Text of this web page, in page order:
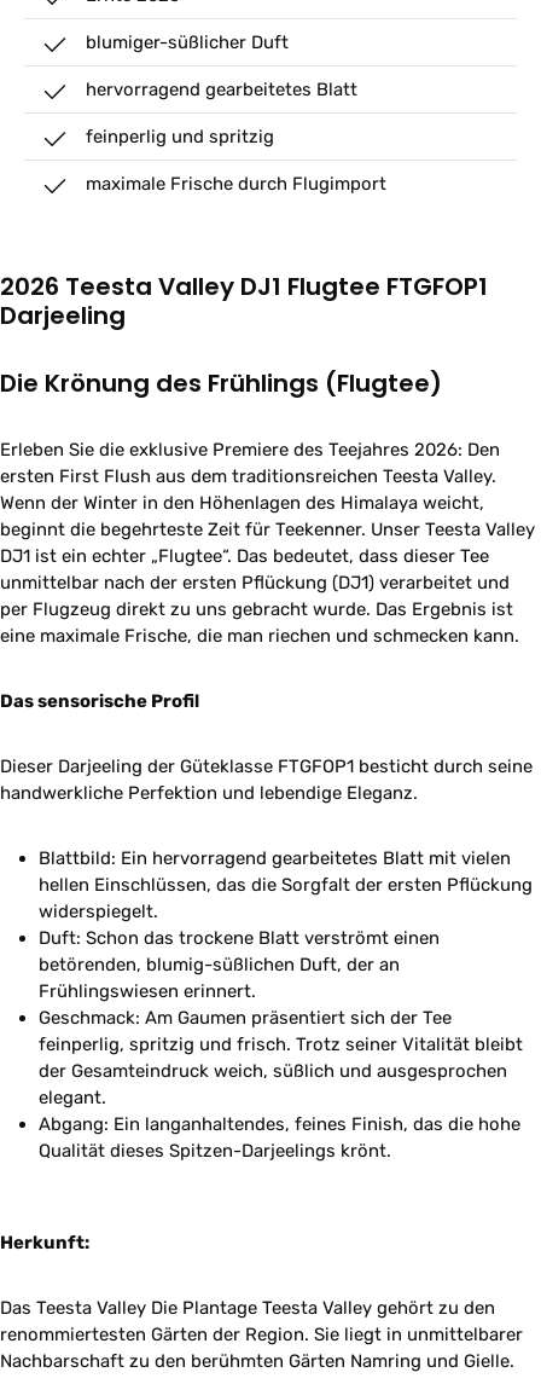
blumiger-süßlicher Duft
hervorragend gearbeitetes Blatt
feinperlig und spritzig
maximale Frische durch Flugimport
2026 Teesta Valley DJ1 Flugtee FTGFOP1
Darjeeling
Die Krönung des Frühlings (Flugtee)
Erleben Sie die exklusive Premiere des Teejahres 2026: Den
ersten First Flush aus dem traditionsreichen Teesta Valley.
Wenn der Winter in den Höhenlagen des Himalaya weicht,
beginnt die begehrteste Zeit für Teekenner. Unser Teesta Valley
DJ1 ist ein echter „Flugtee“. Das bedeutet, dass dieser Tee
unmittelbar nach der ersten Pflückung (DJ1) verarbeitet und
per Flugzeug direkt zu uns gebracht wurde. Das Ergebnis ist
eine maximale Frische, die man riechen und schmecken kann.
Das sensorische Profil
Dieser Darjeeling der Güteklasse FTGFOP1 besticht durch seine
handwerkliche Perfektion und lebendige Eleganz.
Blattbild: Ein hervorragend gearbeitetes Blatt mit vielen
hellen Einschlüssen, das die Sorgfalt der ersten Pflückung
widerspiegelt.
Duft: Schon das trockene Blatt verströmt einen
betörenden, blumig-süßlichen Duft, der an
Frühlingswiesen erinnert.
Geschmack: Am Gaumen präsentiert sich der Tee
feinperlig, spritzig und frisch. Trotz seiner Vitalität bleibt
der Gesamteindruck weich, süßlich und ausgesprochen
elegant.
Abgang: Ein langanhaltendes, feines Finish, das die hohe
Qualität dieses Spitzen-Darjeelings krönt.
Herkunft:
Das Teesta Valley Die Plantage Teesta Valley gehört zu den
renommiertesten Gärten der Region. Sie liegt in unmittelbarer
Nachbarschaft zu den berühmten Gärten Namring und Gielle.